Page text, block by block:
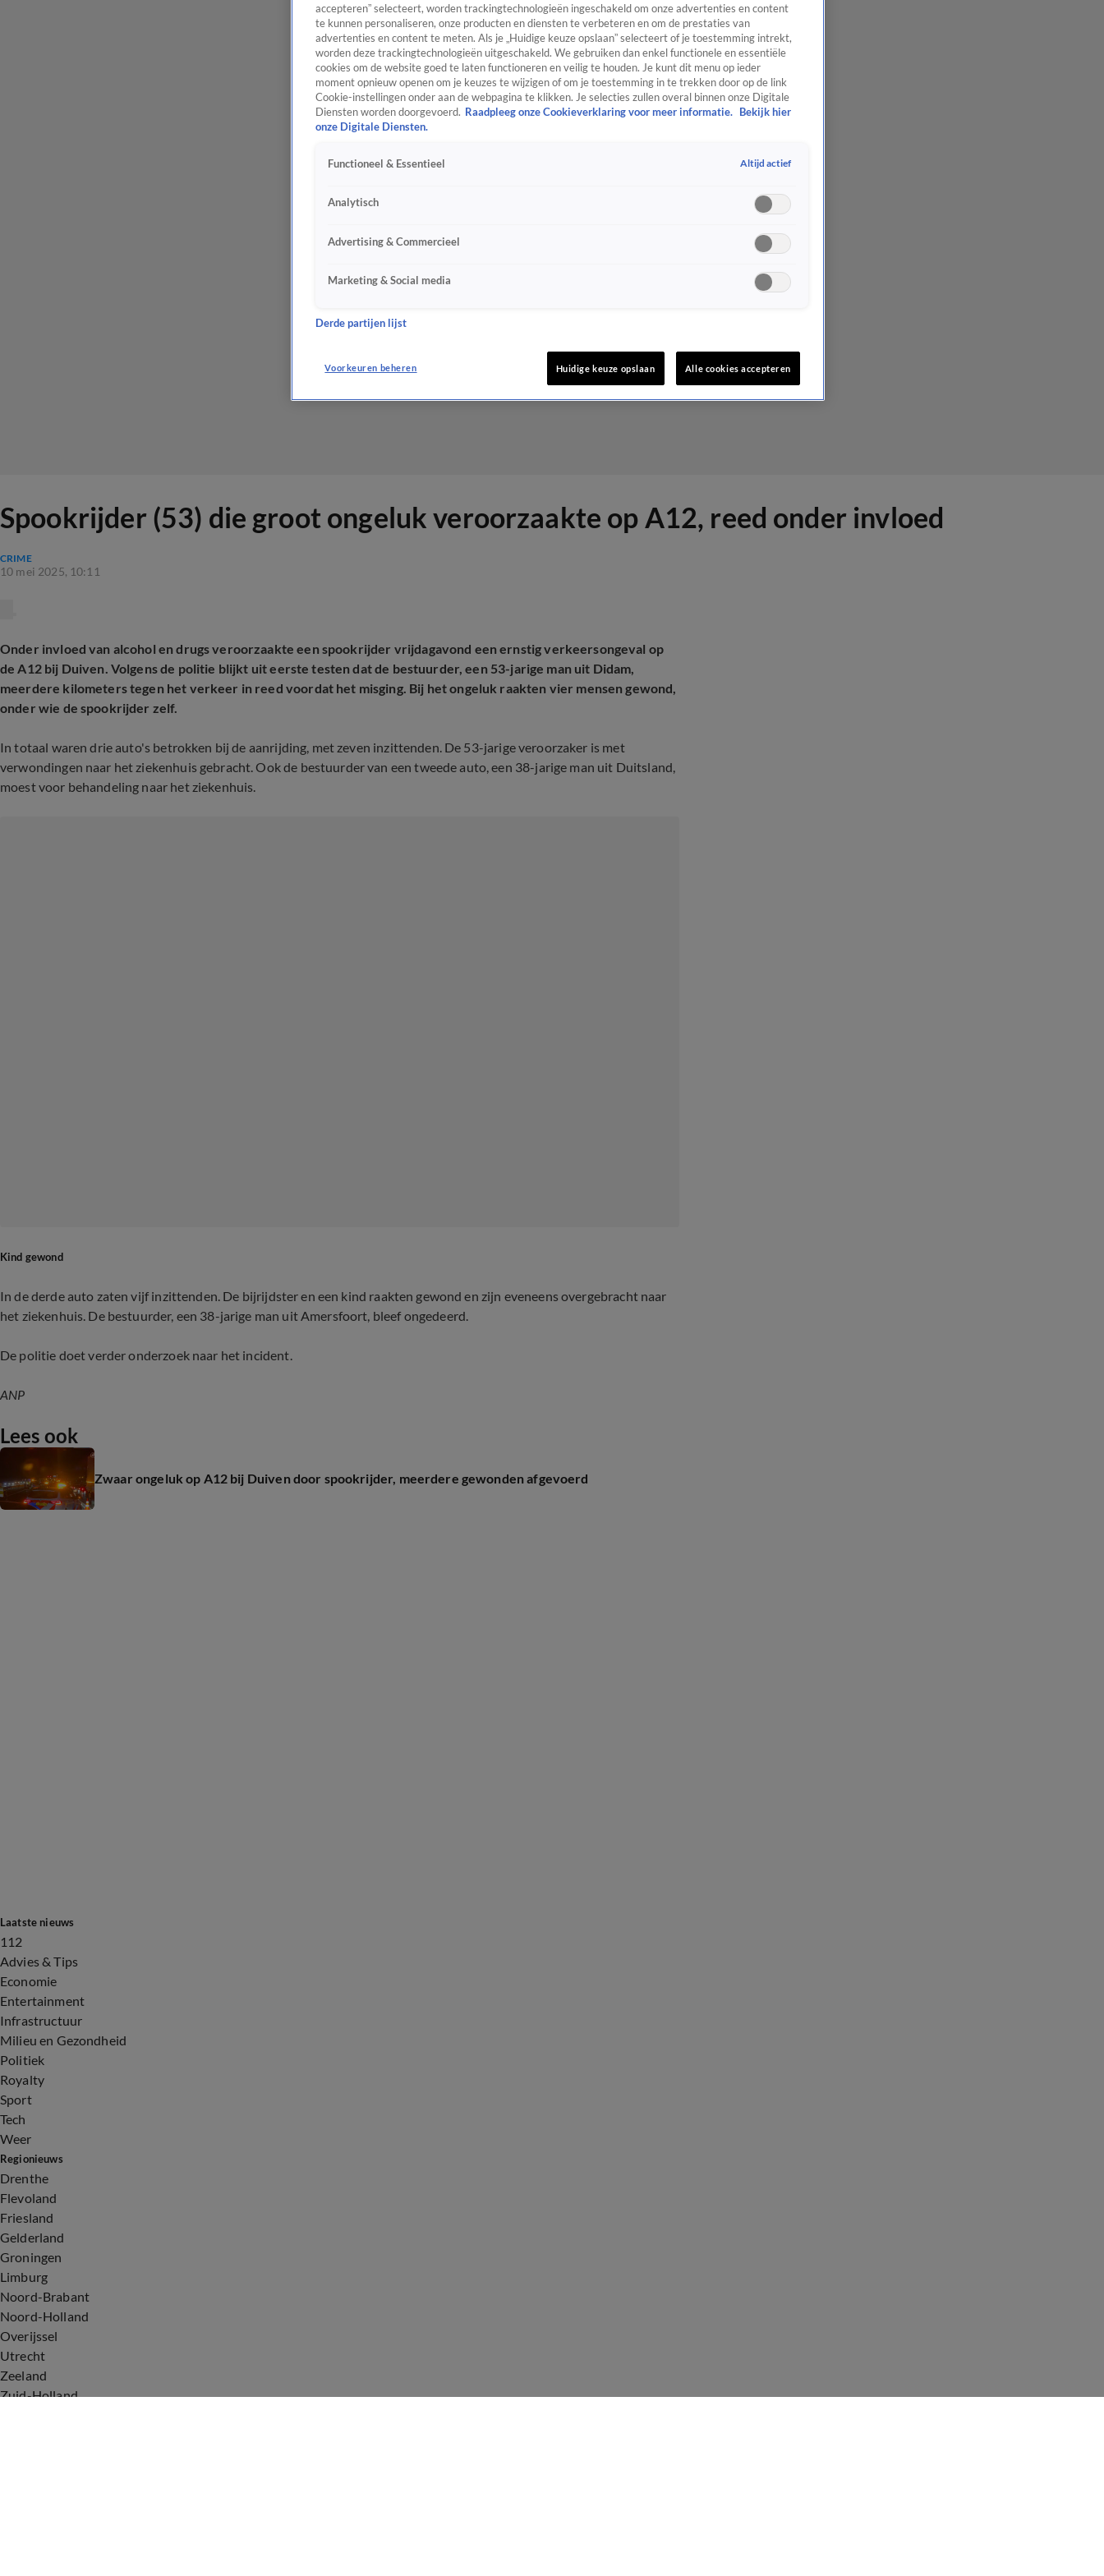
Spookrijder (53) die groot ongeluk veroorzaakte op A12, reed onder invloed
CRIME
10 mei 2025, 10:11
Onder invloed van alcohol en drugs veroorzaakte een spookrijder vrijdagavond een ernstig verkeersongeval op
de A12 bij Duiven. Volgens de politie blijkt uit eerste testen dat de bestuurder, een 53-jarige man uit Didam,
meerdere kilometers tegen het verkeer in reed voordat het misging. Bij het ongeluk raakten vier mensen gewond,
onder wie de spookrijder zelf.
In totaal waren drie auto's betrokken bij de aanrijding, met zeven inzittenden. De 53-jarige veroorzaker is met
verwondingen naar het ziekenhuis gebracht. Ook de bestuurder van een tweede auto, een 38-jarige man uit Duitsland,
moest voor behandeling naar het ziekenhuis.
Kind gewond
In de derde auto zaten vijf inzittenden. De bijrijdster en een kind raakten gewond en zijn eveneens overgebracht naar
het ziekenhuis. De bestuurder, een 38-jarige man uit Amersfoort, bleef ongedeerd.
De politie doet verder onderzoek naar het incident.
ANP
Lees ook
Zwaar ongeluk op A12 bij Duiven door spookrijder, meerdere gewonden afgevoerd
Laatste nieuws
112
Advies & Tips
Economie
Entertainment
Infrastructuur
Milieu en Gezondheid
Politiek
Royalty
Sport
Tech
Weer
Regionieuws
Drenthe
Flevoland
Friesland
Gelderland
Groningen
Limburg
Noord-Brabant
Noord-Holland
Overijssel
Utrecht
Zeeland
Zuid-Holland
accepteren” selecteert, worden trackingtechnologieën ingeschakeld om onze advertenties en content
te kunnen personaliseren, onze producten en diensten te verbeteren en om de prestaties van
advertenties en content te meten. Als je „Huidige keuze opslaan” selecteert of je toestemming intrekt,
worden deze trackingtechnologieën uitgeschakeld. We gebruiken dan enkel functionele en essentiële
cookies om de website goed te laten functioneren en veilig te houden. Je kunt dit menu op ieder
moment opnieuw openen om je keuzes te wijzigen of om je toestemming in te trekken door op de link
Cookie-instellingen onder aan de webpagina te klikken. Je selecties zullen overal binnen onze Digitale
Diensten worden doorgevoerd. Raadpleeg onze Cookieverklaring voor meer informatie. Bekijk hier
onze Digitale Diensten.
Functioneel & Essentieel Altijd actief
Analytisch
Advertising & Commercieel
Marketing & Social media
Derde partijen lijst
Voorkeuren beheren Huidige keuze opslaan Alle cookies accepteren